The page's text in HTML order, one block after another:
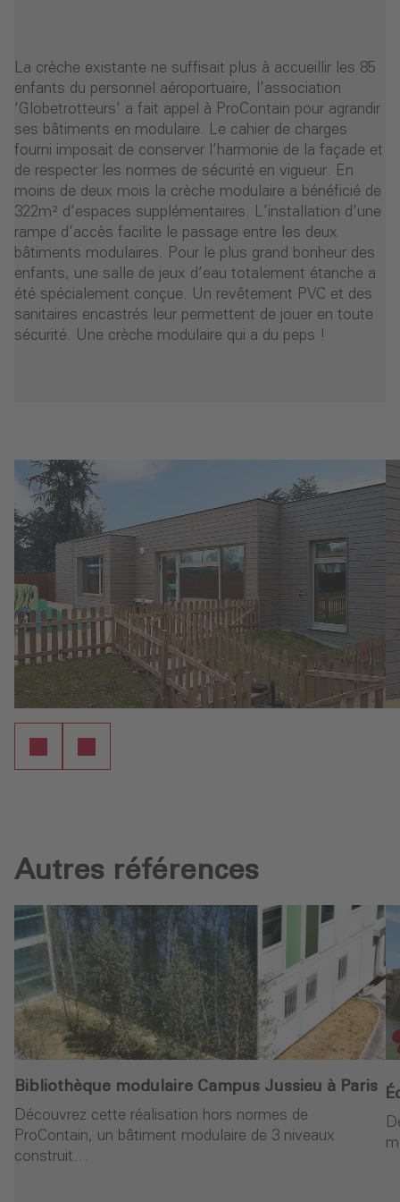
La crèche existante ne suffisait plus à accueillir les 85
enfants du personnel aéroportuaire, l’association
‘Globetrotteurs’ a fait appel à ProContain pour agrandir
ses bâtiments en modulaire. Le cahier de charges
fourni imposait de conserver l’harmonie de la façade et
de respecter les normes de sécurité en vigueur. En
moins de deux mois la crèche modulaire a bénéficié de
322m² d’espaces supplémentaires. L’installation d’une
rampe d’accès facilite le passage entre les deux
bâtiments modulaires. Pour le plus grand bonheur des
enfants, une salle de jeux d’eau totalement étanche a
été spécialement conçue. Un revêtement PVC et des
sanitaires encastrés leur permettent de jouer en toute
sécurité. Une crèche modulaire qui a du peps !
Autres références
Bibliothèque modulaire Campus Jussieu à Paris
Découvrez cette réalisation hors normes de
ProContain, un bâtiment modulaire de 3 niveaux
construit…